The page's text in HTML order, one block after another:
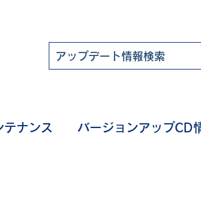
テナンス バージョンアップCD